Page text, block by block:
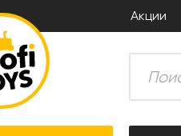
Акции